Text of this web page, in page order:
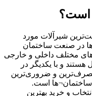
است؟
شیرآلات مورد
در صنعت ساختمان
مختلف داخلی و خارجی
و با یکدیگر در
و ضروری‌ترین
است.
و خرید بهترین